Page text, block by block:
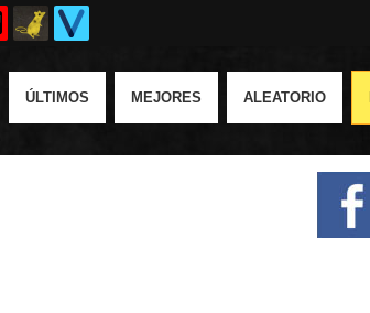
ÚLTIMOS MEJORES ALEATORIO